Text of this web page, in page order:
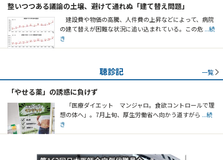
整いつつある議論の土壌、避けて通れぬ「建て替え問題」
建設費や物価の高騰、人件費の上昇などによって、病院
の建て替えが困難な状況に追い込まれている。この危 ...続
き
聴診記 一覧
「やせる薬」の誘惑に負けず
「医療ダイエット マンジャロ。食欲コントロールで理
想の体へ」。7月上旬、厚生労働省へ向かう道すがら ...続
き